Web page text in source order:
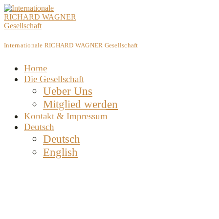
Skip
to
content
Internationale RICHARD WAGNER Gesellschaft
Home
Die Gesellschaft
Ueber Uns
Mitglied werden
Kontakt & Impressum
Deutsch
Deutsch
English